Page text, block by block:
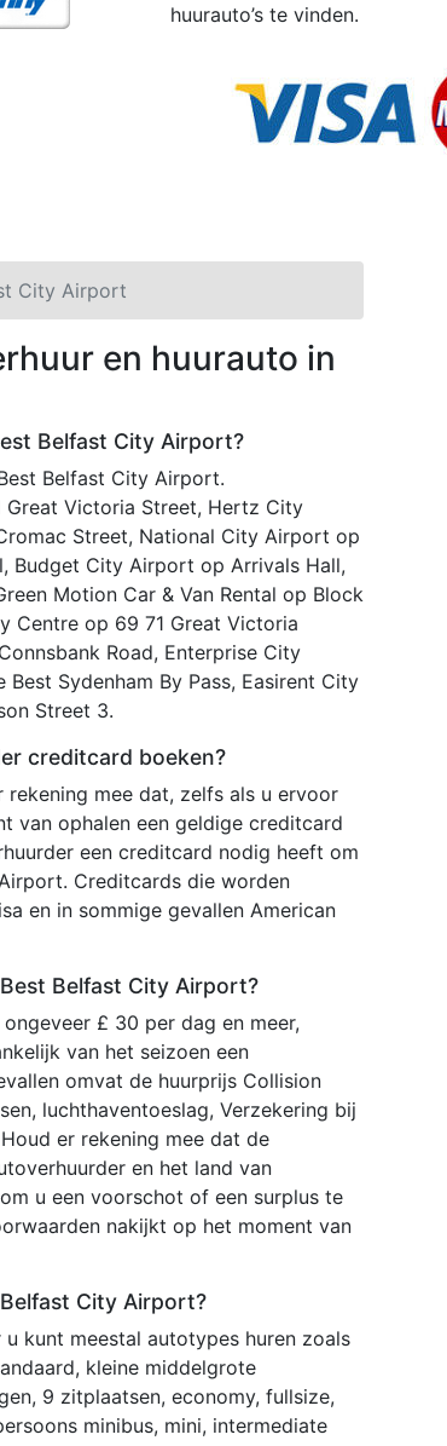
huurauto’s te vinden.
City Airport
en huurauto in
Belfast City Airport?
Belfast City Airport.
Victoria Street, Hertz City
Street, National City Airport op
Budget City Airport op Arrivals Hall,
Motion Car & Van Rental op Block
Centre op 69 71 Great Victoria
Road, Enterprise City
Sydenham By Pass, Easirent City
Street 3.
creditcard boeken?
mee dat, zelfs als u ervoor
van ophalen een geldige creditcard
een creditcard nodig heeft om
Creditcards die worden
en in sommige gevallen American
Belfast City Airport?
£ 30 per dag en meer,
van het seizoen een
omvat de huurprijs Collision
luchthaventoeslag, Verzekering bij
er rekening mee dat de
en het land van
u een voorschot of een surplus te
nakijkt op het moment van
City Airport?
kunt meestal autotypes huren zoals
kleine middelgrote
9 zitplaatsen, economy, fullsize,
minibus, mini, intermediate